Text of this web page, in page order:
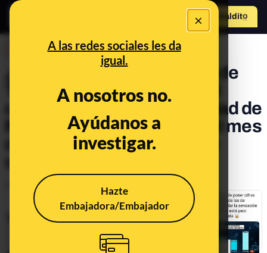
×
A las redes sociales les da
igual.
A nosotros no.
Ayúdanos a
investigar.
Hazte
Embajadora/Embajador
Hazte Maldito
¿Qué sabemos del gráfico de
TVE sobre la incidencia del
coronavirus en la Comunidad de
Madrid en el que aparece el mes
de septiembre después de
Publicado el